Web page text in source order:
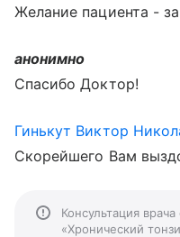
Желание пациента -
анонимно
Спасибо Доктор!
Гинькут Виктор
Скорейшего Вам
Консультация
«Хронический